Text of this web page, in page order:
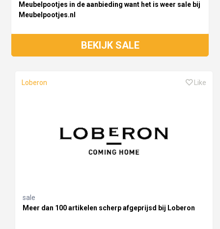
Meubelpootjes in de aanbieding want het is weer sale bij
Meubelpootjes.nl
BEKIJK SALE
Loberon Like
sale
Meer dan 100 artikelen scherp afgeprijsd bij Loberon